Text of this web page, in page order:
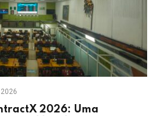
2026: Uma